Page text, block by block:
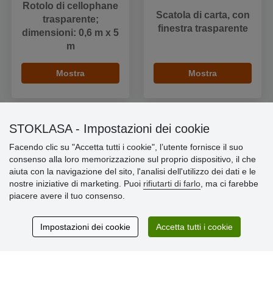
Rotolo di cellophane
trasparente;
dimensioni: 0,6 m x 5
m
Mostra
Scatola di carta, con
finestra trasparente
Mostra
Informazioni importanti
» Impostazioni dei cookie
» Termini & Condizioni
» Informativa sulla Privacy
» Garanzia e resi
» Programma fedeltà
STOKLASA - Impostazioni dei cookie
Facendo clic su "Accetta tutti i cookie", l’utente fornisce il suo
consenso alla loro memorizzazione sul proprio dispositivo, il che
aiuta con la navigazione del sito, l'analisi dell'utilizzo dei dati e le
nostre iniziative di marketing. Puoi rifiutarti di farlo , ma ci farebbe
piacere avere il tuo consenso.
Impostazioni dei cookie Accetta tutti i cookie